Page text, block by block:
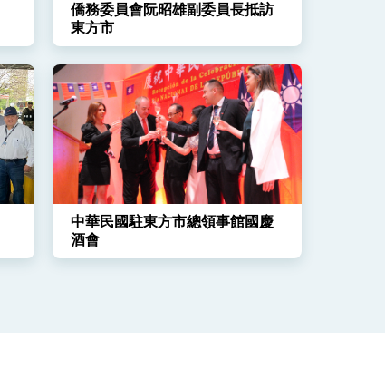
僑務委員會阮昭雄副委員長抵訪
東方市
中華民國駐東方市總領事館國慶
酒會